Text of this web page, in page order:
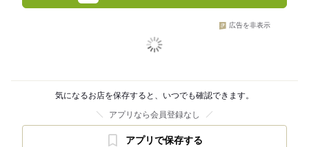
広告を非表示
気になるお店を保存すると、いつでも確認できます。
アプリなら会員登録なし
アプリで保存する